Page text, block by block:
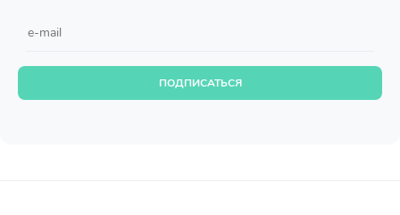
ПОДПИСАТЬСЯ